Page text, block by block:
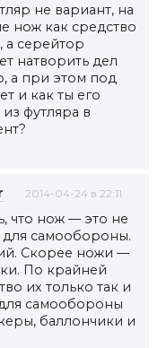
не вариант, на
нож как средство
а серейтор
натворить дел
а при этом под
и как ты его
футляра в
2014-04-24 в 22:11
что нож — это не
самообороны.
Скорее ножи —
По крайней
их только так и
самообороны
баллончики и